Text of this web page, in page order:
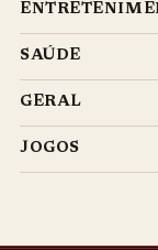
SAÚDE
GERAL
JOGOS